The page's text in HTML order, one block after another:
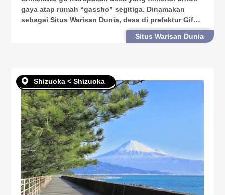
gaya atap rumah “gassho” segitiga. Dinamakan
sebagai Situs Warisan Dunia, desa di prefektur Gifu
ini dikunjungi oleh turis sepanjang tahun untuk
keindahannya. Tempat ini menjadi sangat terkenal
Situs Warisan Dunia
Shizuoka < Shizuoka